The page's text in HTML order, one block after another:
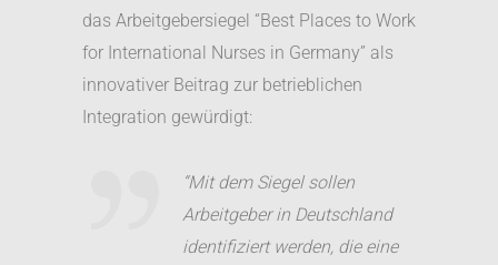
das Arbeitgebersiegel “Best Places to Work
for International Nurses in Germany” als
innovativer Beitrag zur betrieblichen
Integration gewürdigt:
“Mit dem Siegel sollen
Arbeitgeber in Deutschland
identifiziert werden, die eine